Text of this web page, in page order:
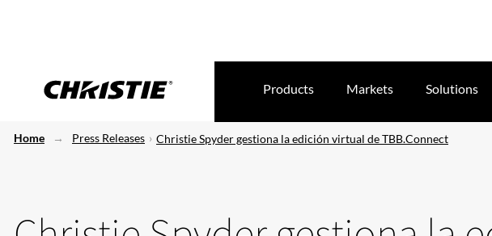
Products Markets Solutions
Home Press Releases Christie Spyder gestiona la edición virtual de TBB.Connect